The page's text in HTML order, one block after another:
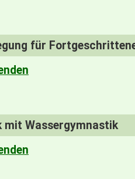
für
mit Wassergymnastik